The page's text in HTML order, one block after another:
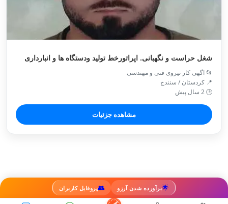
🌟برآورده شدن آرزو 👥پروفایل کاربران
شغل حراست و نگهبانی. اپراتورخط تولید ودستگاه ها و انبارداری
📂 اگهی کار نیروی فنی و مهندسی
📍 کردستان / سنندج
🕒 2 سال پیش
مشاهده جزئیات